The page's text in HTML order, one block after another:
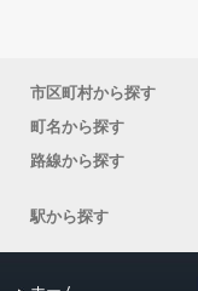
市区町村から探す
町名から探す
路線から探す
駅から探す